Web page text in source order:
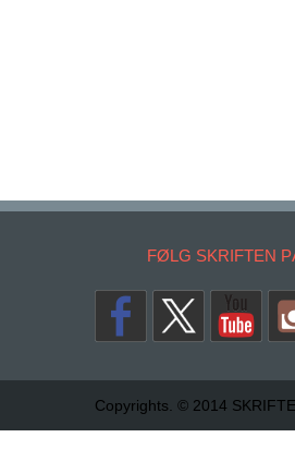
FØLG SKRIFTEN
Copyrights. © 2014